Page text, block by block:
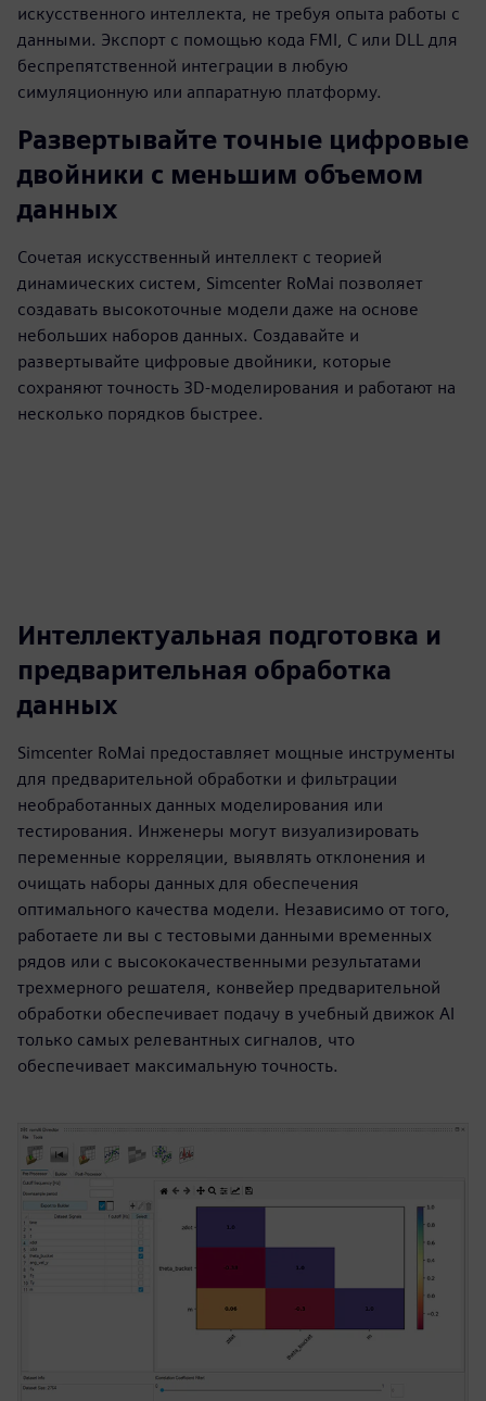
искусственного интеллекта, не требуя опыта работы с
данными. Экспорт с помощью кода FMI, C или DLL для
беспрепятственной интеграции в любую
симуляционную или аппаратную платформу.
Развертывайте точные цифровые
двойники с меньшим объемом
данных
Сочетая искусственный интеллект с теорией
динамических систем, Simcenter RoMai позволяет
создавать высокоточные модели даже на основе
небольших наборов данных. Создавайте и
развертывайте цифровые двойники, которые
сохраняют точность 3D-моделирования и работают на
несколько порядков быстрее.
Интеллектуальная подготовка и
предварительная обработка
данных
Simcenter RoMai предоставляет мощные инструменты
для предварительной обработки и фильтрации
необработанных данных моделирования или
тестирования. Инженеры могут визуализировать
переменные корреляции, выявлять отклонения и
очищать наборы данных для обеспечения
оптимального качества модели. Независимо от того,
работаете ли вы с тестовыми данными временных
рядов или с высококачественными результатами
трехмерного решателя, конвейер предварительной
обработки обеспечивает подачу в учебный движок AI
только самых релевантных сигналов, что
обеспечивает максимальную точность.